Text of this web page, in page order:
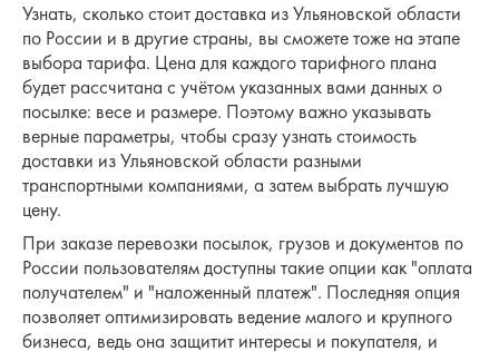
Узнать, сколько стоит доставка из Ульяновской области
по России и в другие страны, вы сможете тоже на этапе
выбора тарифа. Цена для каждого тарифного плана
будет рассчитана с учётом указанных вами данных о
посылке: весе и размере. Поэтому важно указывать
верные параметры, чтобы сразу узнать стоимость
доставки из Ульяновской области разными
транспортными компаниями, а затем выбрать лучшую
цену.
При заказе перевозки посылок, грузов и документов по
России пользователям доступны такие опции как "оплата
получателем" и "наложенный платеж". Последняя опция
позволяет оптимизировать ведение малого и крупного
бизнеса, ведь она защитит интересы и покупателя, и